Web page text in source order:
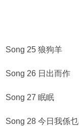
Song 25 狼狗羊
Song 26 日出而作
Song 27 眠眠
Song 28 今日我係